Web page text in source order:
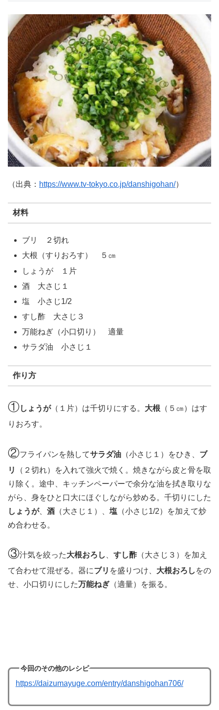
（出典： https://www.tv-tokyo.co.jp/danshigohan/）
材料
ブリ ２切れ
大根（すりおろす） ５㎝
しょうが １片
酒 大さじ１
塩 小さじ1/2
すし酢 大さじ３
万能ねぎ（小口切り） 適量
サラダ油 小さじ１
作り方
①しょうが（１片）は千切りにする。 大根 （５㎝）はす
りおろす。
②フライパンを熱してサラダ油 （小さじ１）をひき、 ブ
リ
（２切れ）を入れて強火で焼く。焼きながら皮と骨を取
り除く。途中、キッチンペーパーで余分な油を拭き取りな
がら、身をひと口大にほぐしながら炒める。千切りにした
しょうが、 酒 （大さじ１）、 塩 （小さじ1/2）を加えて炒
め合わせる。
③汁気を絞った大根おろし すし酢（大さじ３）を加え
て合わせて混ぜる。器にブリ を盛りつけ、 大根おろし をの
せ、小口切りにした万能ねぎ （適量）を振る。
今回のその他のレシピ
https://daizumayuge.com/entry/danshigohan706/